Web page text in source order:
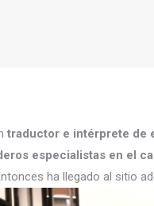
traductor e intérprete de
especialistas en el
ha llegado al sitio